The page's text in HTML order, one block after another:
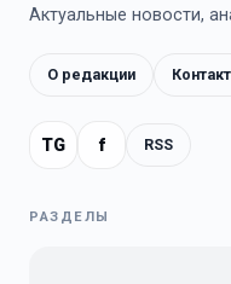
Актуальные новости,
О редакции
TG f RSS
РАЗДЕЛЫ